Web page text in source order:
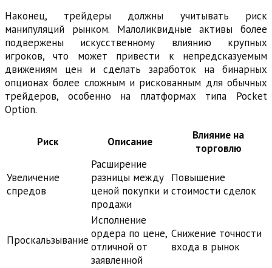
Наконец, трейдеры должны учитывать риск
манипуляций рынком. Малоликвидные активы более
подвержены искусственному влиянию крупных
игроков, что может привести к непредсказуемым
движениям цен и сделать заработок на бинарных
опционах более сложным и рискованным для обычных
трейдеров, особенно на платформах типа Pocket
Option.
Риск Описание
Влияние на
торговлю
Увеличение
спредов
Расширение
разницы между
ценой покупки и
продажи
Повышение
стоимости сделок
Проскальзывание
Исполнение
ордера по цене,
отличной от
заявленной
Снижение точности
входа в рынок